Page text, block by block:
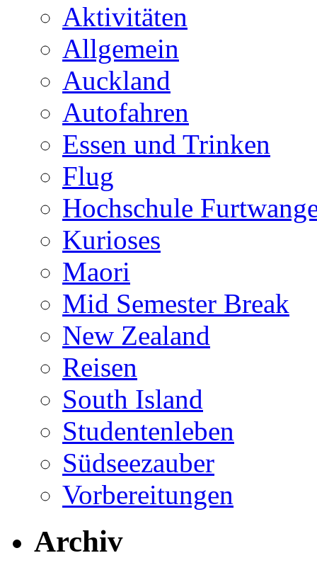
Aktivitäten
Allgemein
Auckland
Autofahren
Essen und Trinken
Flug
Hochschule
Kurioses
Maori
Mid Semester Break
New Zealand
Reisen
South Island
Studentenleben
Südseezauber
Vorbereitungen
Archiv